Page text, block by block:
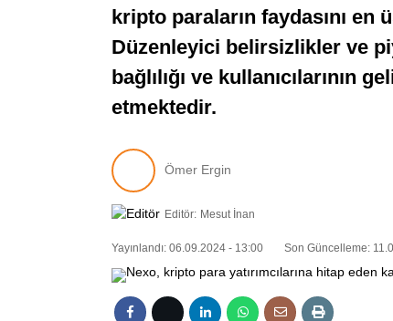
kripto paraların faydasını
Düzenleyici belirsizlikler ve
bağlılığı ve
etmektedir.
Ömer Ergin
Editör: Mesut İnan
Yayınlandı: 06.09.2024 - 13:00 Son Güncelleme: